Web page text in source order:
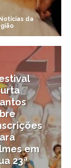
da
11/09/2025
em
23ª